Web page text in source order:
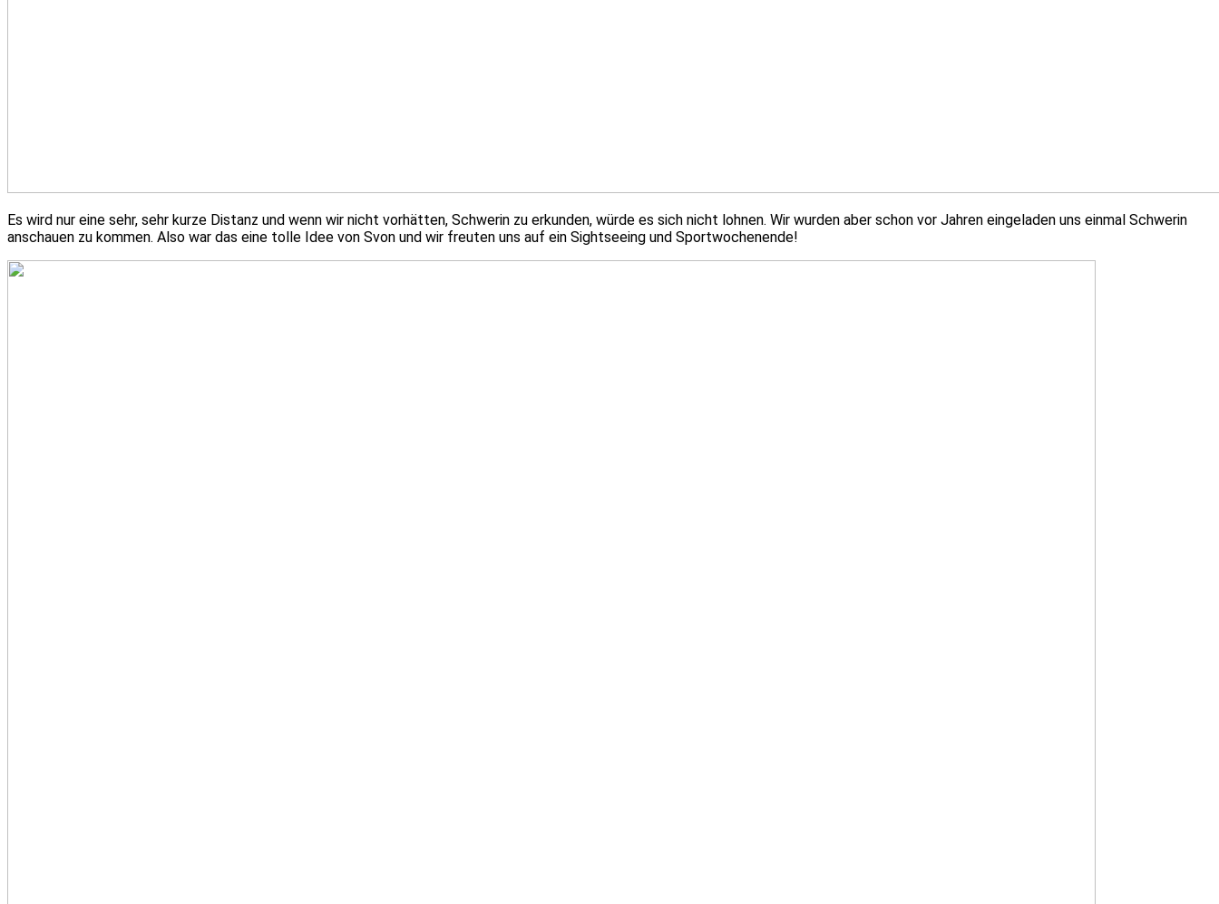
Es wird nur eine sehr, sehr kurze Distanz und wenn wir nicht vorhätten, Schwerin zu erkunden, würde es sich nicht lohnen. Wir wurden aber schon vor Jahren eingeladen uns einmal Schwerin
anschauen zu kommen. Also war das eine tolle Idee von Svon und wir freuten uns auf ein Sightseeing und Sportwochenende!